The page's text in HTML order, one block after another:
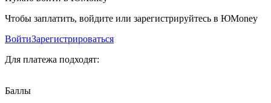
Чтобы заплатить, войдите или зарегистрируйтесь в ЮMoney
ВойтиЗарегистрироваться
Для платежа подходят:
Баллы